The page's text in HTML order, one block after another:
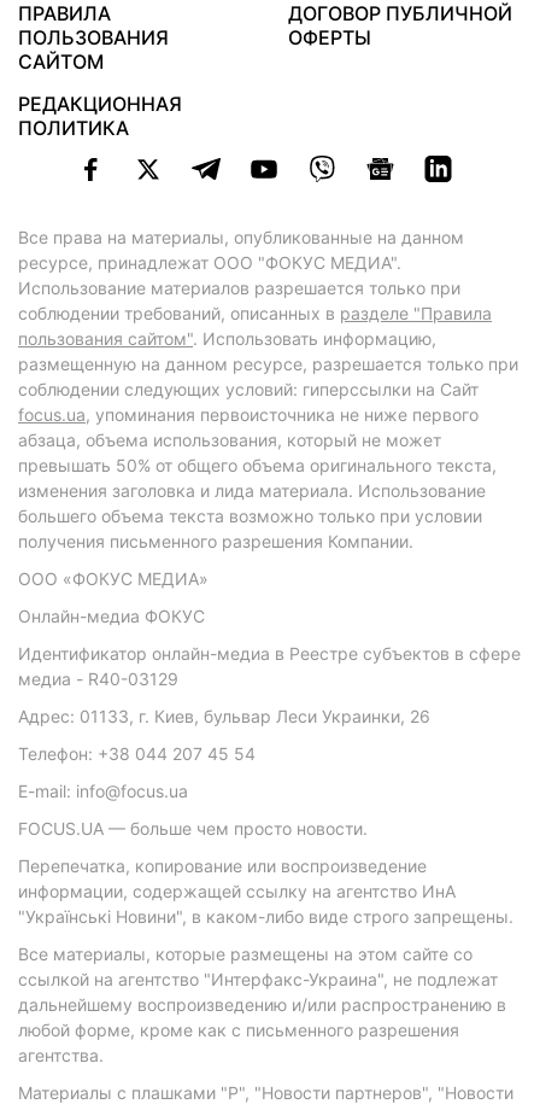
ПРАВИЛА
ПОЛЬЗОВАНИЯ
САЙТОМ
ДОГОВОР ПУБЛИЧНОЙ
ОФЕРТЫ
РЕДАКЦИОННАЯ
ПОЛИТИКА
Все права на материалы, опубликованные на данном
ресурсе, принадлежат ООО "ФОКУС МЕДИА".
Использование материалов разрешается только при
соблюдении требований, описанных в разделе "Правила
пользования сайтом". Использовать информацию,
размещенную на данном ресурсе, разрешается только при
соблюдении следующих условий: гиперссылки на Сайт
focus.ua, упоминания первоисточника не ниже первого
абзаца, объема использования, который не может
превышать 50% от общего объема оригинального текста,
изменения заголовка и лида материала. Использование
большего объема текста возможно только при условии
получения письменного разрешения Компании.
ООО «ФОКУС МЕДИА»
Онлайн-медиа ФОКУС
Идентификатор онлайн-медиа в Реестре субъектов в сфере
медиа - R40-03129
Адрес: 01133, г. Киев, бульвар Леси Украинки, 26
Телефон: +38 044 207 45 54
E-mail: info@focus.ua
FOCUS.UA — больше чем просто новости.
Перепечатка, копирование или воспроизведение
информации, содержащей ссылку на агентство ИнА
"Українські Новини", в каком-либо виде строго запрещены.
Все материалы, которые размещены на этом сайте со
ссылкой на агентство "Интерфакс-Украина", не подлежат
дальнейшему воспроизведению и/или распространению в
любой форме, кроме как с письменного разрешения
агентства.
Материалы с плашками "Р", "Новости партнеров", "Новости